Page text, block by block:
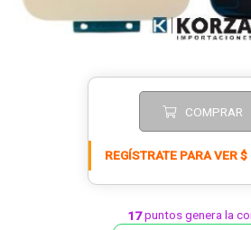
COMPRAR
REGÍSTRATE PARA VER
17puntos genera la